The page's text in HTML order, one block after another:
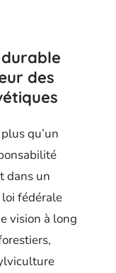
des
qu’un
dans un
fédérale
vision à long